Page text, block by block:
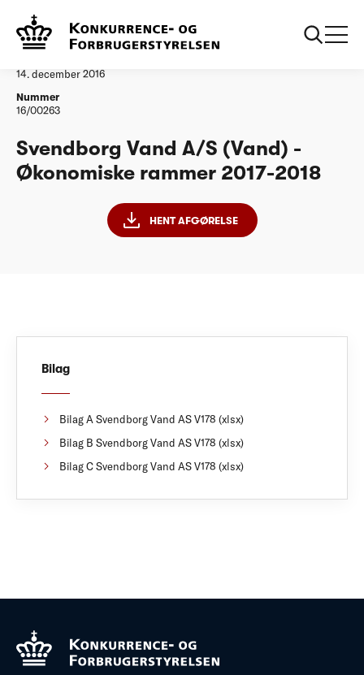
Vandtilsyn
14. december 2016
Nummer
16/00263
Svendborg Vand A/S (Vand) -
Økonomiske rammer 2017-2018
HENT AFGØRELSE
Bilag
Bilag A Svendborg Vand AS V178 (xlsx)
Bilag B Svendborg Vand AS V178 (xlsx)
Bilag C Svendborg Vand AS V178 (xlsx)